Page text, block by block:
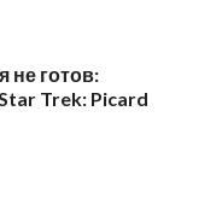
не готов:
Trek: Picard